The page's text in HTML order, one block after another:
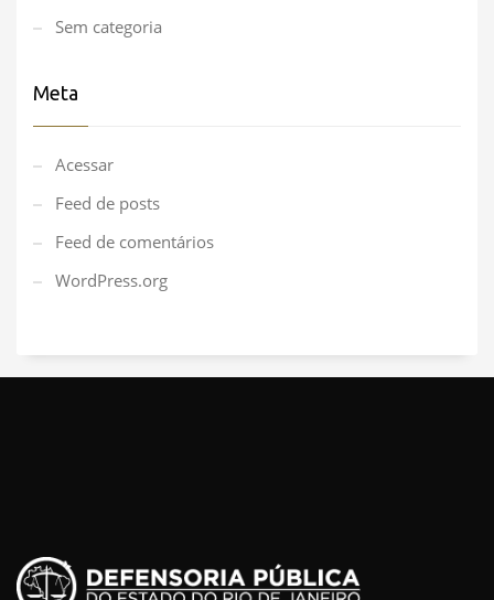
Sem categoria
Meta
Acessar
Feed de posts
Feed de comentários
WordPress.org